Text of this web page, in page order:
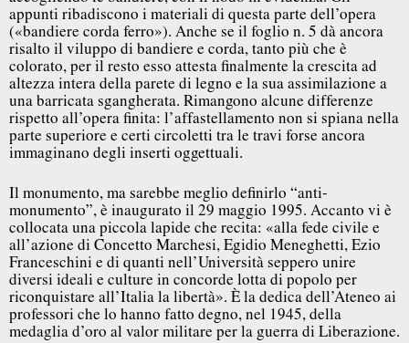
appunti ribadiscono i materiali di questa parte dell’opera
(«bandiere corda ferro»). Anche se il foglio n. 5 dà ancora
risalto il viluppo di bandiere e corda, tanto più che è
colorato, per il resto esso attesta finalmente la crescita ad
altezza intera della parete di legno e la sua assimilazione a
una barricata sgangherata. Rimangono alcune differenze
rispetto all’opera finita: l’affastellamento non si spiana nella
parte superiore e certi circoletti tra le travi forse ancora
immaginano degli inserti oggettuali.
Il monumento, ma sarebbe meglio definirlo “anti-
monumento”, è inaugurato il 29 maggio 1995. Accanto vi è
collocata una piccola lapide che recita: «alla fede civile e
all’azione di Concetto Marchesi, Egidio Meneghetti, Ezio
Franceschini e di quanti nell’Università seppero unire
diversi ideali e culture in concorde lotta di popolo per
riconquistare all’Italia la libertà». È la dedica dell’Ateneo ai
professori che lo hanno fatto degno, nel 1945, della
medaglia d’oro al valor militare per la guerra di Liberazione.